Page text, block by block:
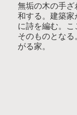
無垢の木の手
和する。建築
に詩を編む。
そのものとな
がる家。